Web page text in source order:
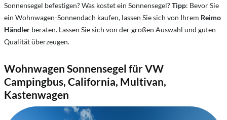
Sonnensegel befestigen? Was kostet ein Sonnensegel?Tipp: Bevor Sie
ein Wohnwagen-Sonnendach kaufen, lassen Sie sich von Ihrem Reimo
Händler beraten. Lassen Sie sich von der großen Auswahl und guten
Qualität überzeugen.
Wohnwagen Sonnensegel für VW
Campingbus, California, Multivan,
Kastenwagen